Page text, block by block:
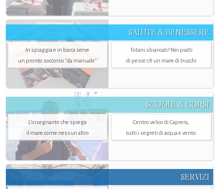
SALUTE & BENESSERE
In spiaggia e in barca serve
un pronto soccorso "da manuale"
Totani sbiancati? Nei piatti
di pesce c'è un mare di trucchi
SCUOLE & CORSI
L'insegnante che spiega
il mare come nessun altro
Centro velico di Caprera,
tutti i segreti di acqua e vento
SERVIZI